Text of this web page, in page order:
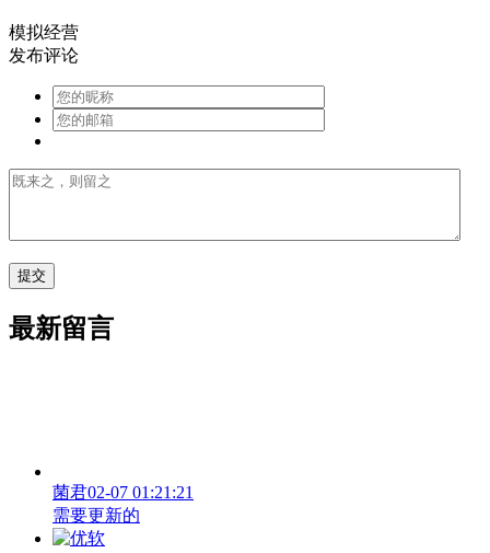
模拟经营
发布评论
最新留言
菌君02-07 01:21:21
需要更新的